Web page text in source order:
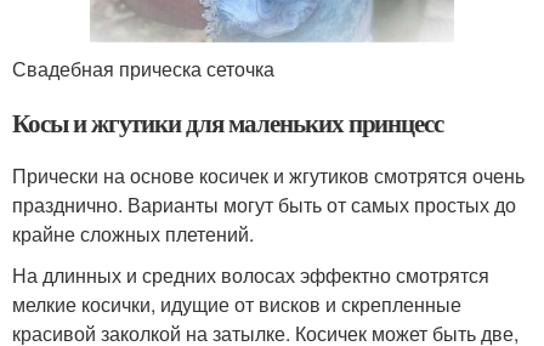
Свадебная прическа сеточка
Косы и жгутики для маленьких принцесс
Прически на основе косичек и жгутиков смотрятся очень
празднично. Варианты могут быть от самых простых до
крайне сложных плетений.
На длинных и средних волосах эффектно смотрятся
мелкие косички, идущие от висков и скрепленные
красивой заколкой на затылке. Косичек может быть две,